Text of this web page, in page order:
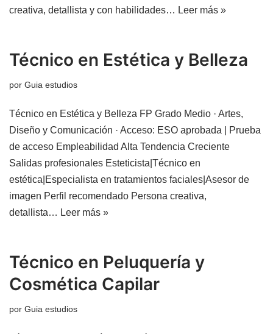
creativa, detallista y con habilidades… Leer más »
Técnico en Estética y Belleza
por Guia estudios
Técnico en Estética y Belleza FP Grado Medio · Artes,
Diseño y Comunicación · Acceso: ESO aprobada | Prueba
de acceso Empleabilidad Alta Tendencia Creciente
Salidas profesionales Esteticista|Técnico en
estética|Especialista en tratamientos faciales|Asesor de
imagen Perfil recomendado Persona creativa,
detallista… Leer más »
Técnico en Peluquería y
Cosmética Capilar
por Guia estudios